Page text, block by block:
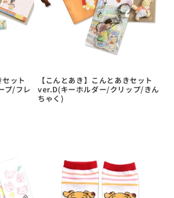
セット
プ/フレ
【こんとあき】こんとあきセット
ver.D(キーホルダー/クリップ/きん
ちゃく)